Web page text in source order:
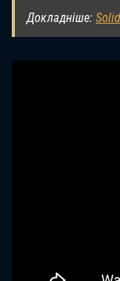
Докладніше: